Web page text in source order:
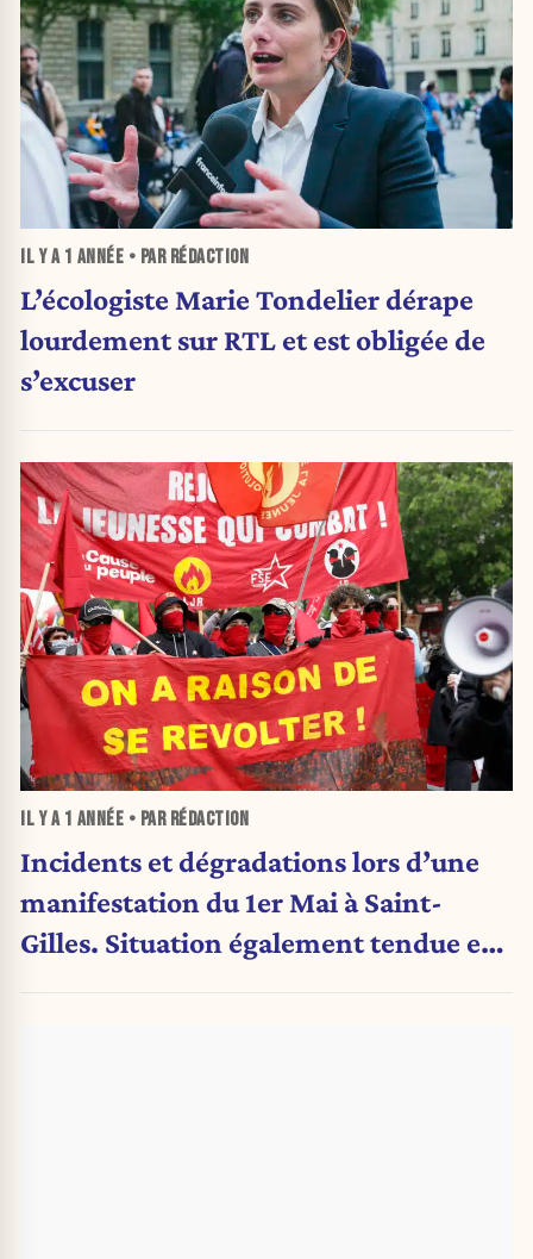
IL Y A 1 ANNÉE • PAR RÉDACTION
L’écologiste Marie Tondelier dérape
lourdement sur RTL et est obligée de
s’excuser
IL Y A 1 ANNÉE • PAR RÉDACTION
Incidents et dégradations lors d’une
manifestation du 1er Mai à Saint-
Gilles. Situation également tendue en